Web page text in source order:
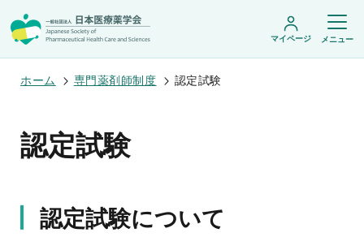
日本医療薬学会について
日本医療薬学会についてトップ
沿革・あゆみ
組織・名簿
開催予定のイベント一覧
年会学術誌・書籍
マイページ メニュー
ホーム 専門薬剤師制度 認定試験
認定試験
認定試験について